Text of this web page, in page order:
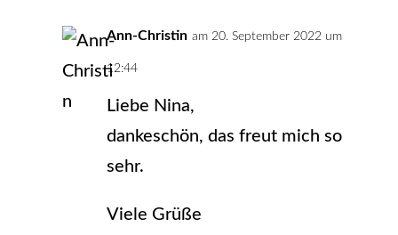
Ann-Christin am 20. September 2022 um
12:44
Liebe Nina,
dankeschön, das freut mich so
sehr.
Viele Grüße